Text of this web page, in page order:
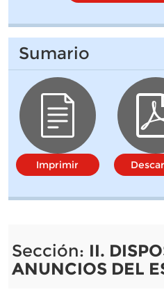
Sumario
Imprimir
Sección: II.
ANUNCIOS DEL